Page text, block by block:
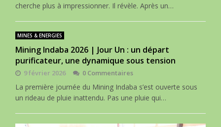
cherche plus à impressionner. Il révèle. Après un…
MINES & ENERGIES
Mining Indaba 2026 | Jour Un : un départ
purificateur, une dynamique sous tension
9 février 2026 0 Commentaires
La première journée du Mining Indaba s’est ouverte sous
un rideau de pluie inattendu. Pas une pluie qui…